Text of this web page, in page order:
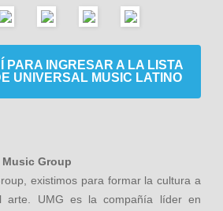
PARA INGRESAR A LA LISTA
UNIVERSAL MUSIC LATINO
Group
existimos para formar la cultura a
arte. UMG es la compañía líder en